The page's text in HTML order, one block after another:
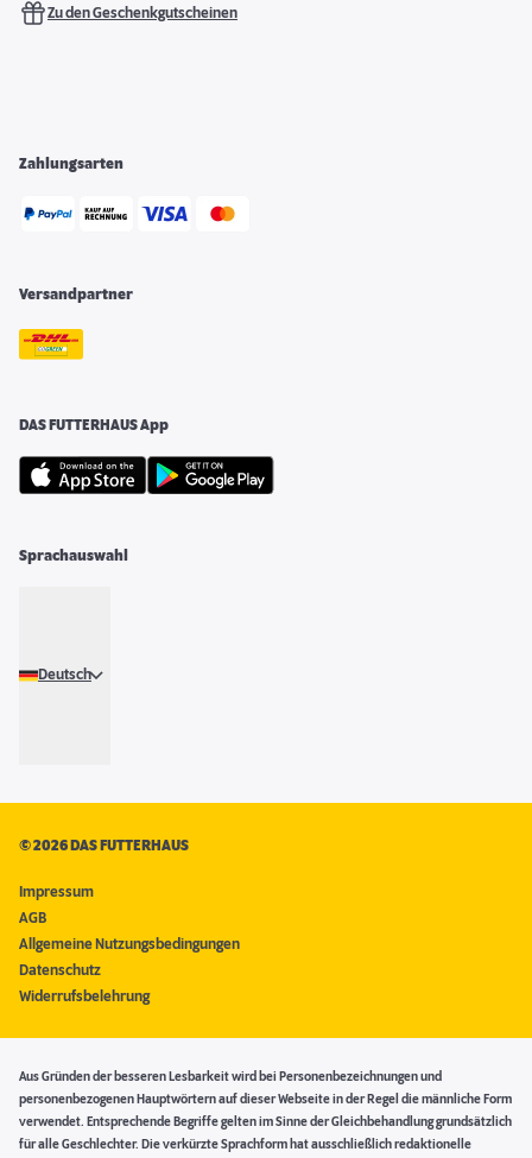
Zu den Geschenkgutscheinen
Zahlungsarten
Versandpartner
DAS FUTTERHAUS App
Sprachauswahl
Deutsch
©2026 DAS FUTTERHAUS
Impressum
AGB
Allgemeine Nutzungsbedingungen
Datenschutz
Widerrufsbelehrung
Aus Gründen der besseren Lesbarkeit wird bei Personenbezeichnungen und
personenbezogenen Hauptwörtern auf dieser Webseite in der Regel die männliche Form
verwendet. Entsprechende Begriffe gelten im Sinne der Gleichbehandlung grundsätzlich
für alle Geschlechter. Die verkürzte Sprachform hat ausschließlich redaktionelle